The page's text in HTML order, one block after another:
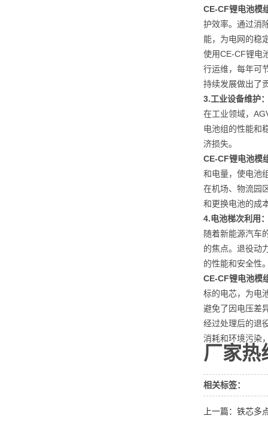
CE-CF锂电池模
护效率。通过消
能，为电网的稳
使用CE-CF锂电
行运维，每年可
持续发展做出了
3.工业设备维护
在工业领域，
电池组的性能和
济损失。
CE-CF锂电池模
和电量，使电池
在机场、物流园
和更换电池的成
4.电池梯次利用
随着新能源汽车
的焦点。退役动
的性能和安全性
CE-CF锂电池模
标的电芯，为电
避免了因电压差
经过处理后的退
消耗和环境污染
厂家热
相关标签：
上一篇：铁芯多